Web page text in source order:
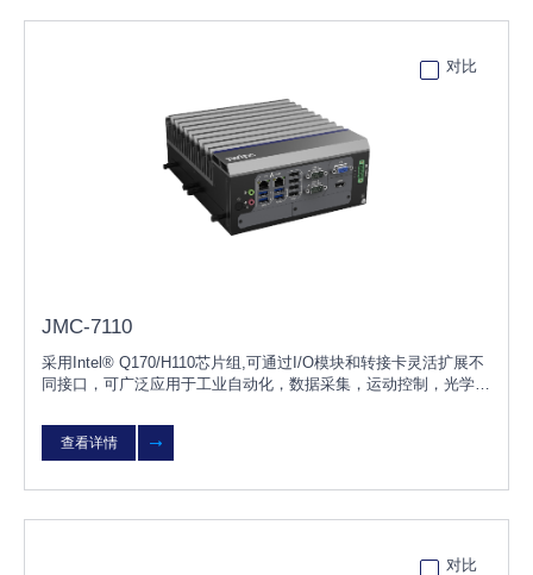
对比
JMC-7110
采用Intel® Q170/H110芯片组,可通过I/O模块和转接卡灵活扩展不
同接口，可广泛应用于工业自动化，数据采集，运动控制，光学检
查看详情
对比